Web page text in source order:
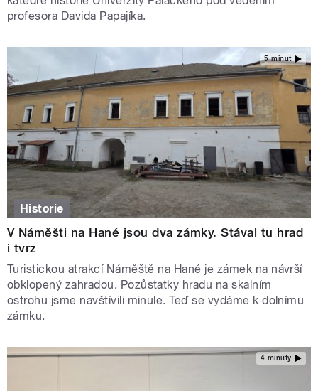
profesora Davida Papajíka.
5 minut
Historie
V Náměšti na Hané jsou dva zámky. Stával tu hrad
i tvrz
Turistickou atrakcí Náměště na Hané je zámek na návrší
obklopený zahradou. Pozůstatky hradu na skalním
ostrohu jsme navštívili minule. Teď se vydáme k dolnímu
zámku.
4 minuty